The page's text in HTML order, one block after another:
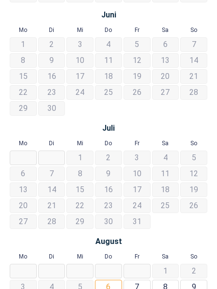
Juni
Mo Di Mi Do Fr Sa So
1 2 3 4 5 6
7
8
9 10 11 12 13
14
15
16 17 18 19 20
21
22
23 24 25 26 27
28
29
30
Juli
Mo Di Mi Do Fr Sa So
1 2 3 4
5
6
7 8 9 10 11
12
13
14 15 16 17 18
19
20
21 22 23 24 25
26
27
28 29 30 31
August
Mo Di Mi Do Fr Sa So
1
2
3
4 5 6 7 8
9